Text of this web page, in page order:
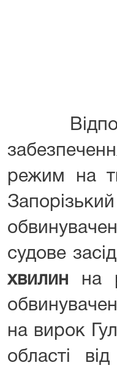
режим на
судове
хвилин на
на вирок
області